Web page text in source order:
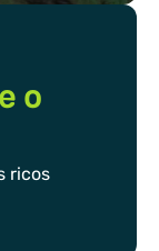
o
ricos